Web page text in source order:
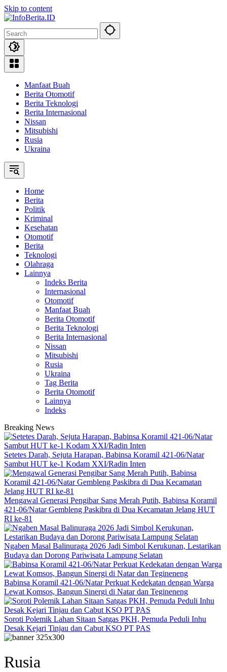
Skip to content
Manfaat Buah
Berita Otomotif
Berita Teknologi
Berita Internasional
Nissan
Mitsubishi
Rusia
Ukraina
Home
Berita
Politik
Kriminal
Kesehatan
Otomotif
Berita
Teknologi
Olahraga
Lainnya
Indeks Berita
Internasional
Otomotif
Manfaat Buah
Berita Otomotif
Berita Teknologi
Berita Internasional
Nissan
Mitsubishi
Rusia
Ukraina
Tag Berita
Berita Otomotif
Lainnya
Indeks
Breaking News
Setetes Darah, Sejuta Harapan, Babinsa Koramil 421-06/Natar
Sambut HUT ke-1 Kodam XXI/Radin Inten
Mengawal Generasi Pengibar Sang Merah Putih, Babinsa Koramil
421-06/Natar Gembleng Paskibra di Dua Kecamatan Jelang HUT
RI ke-81
Ngaben Masal Balinuraga 2026 Jadi Simbol Kerukunan, Lestarikan
Budaya dan Dorong Pariwisata Lampung Selatan
Babinsa Koramil 421-06/Natar Perkuat Kedekatan dengan Warga
Lewat Komsos, Bangun Sinergi di Natar dan Tegineneng
Soroti Polemik Lahan Sitaan Satgas PKH, Pemuda Peduli Inhu
Desak Kejari Tinjau dan Cabut KSO PT PAS
Rusia